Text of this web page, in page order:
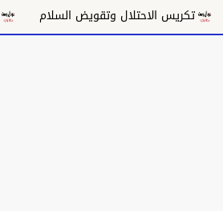
وتقويض السلام وحدة الموقف